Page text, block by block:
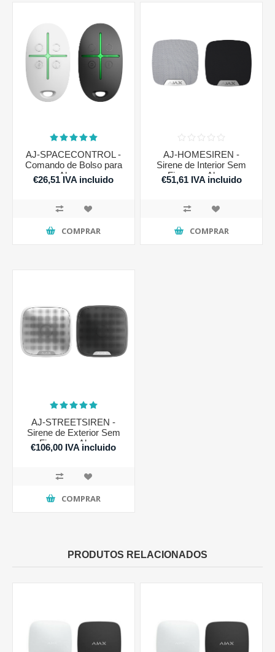
AJ-SPACECONTROL -
Comando de Bolso para
Alarme
€26,51 IVA incluido
COMPRAR
AJ-HOMESIREN -
Sirene de Interior Sem
Fios para Alarme
€51,61 IVA incluido
COMPRAR
AJ-STREETSIREN -
Sirene de Exterior Sem
Fios para Alarme
€106,00 IVA incluido
COMPRAR
PRODUTOS RELACIONADOS